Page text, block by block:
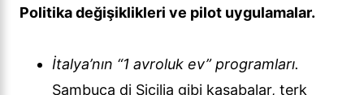
Politika değişiklikleri ve pilot uygulamalar.
İtalya’nın “1 avroluk ev” programları.
Sambuca di Sicilia gibi kasabalar, terk